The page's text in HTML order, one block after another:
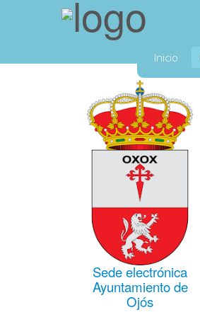
Inicio
Sede electrónica
Ayuntamiento de
Ojós